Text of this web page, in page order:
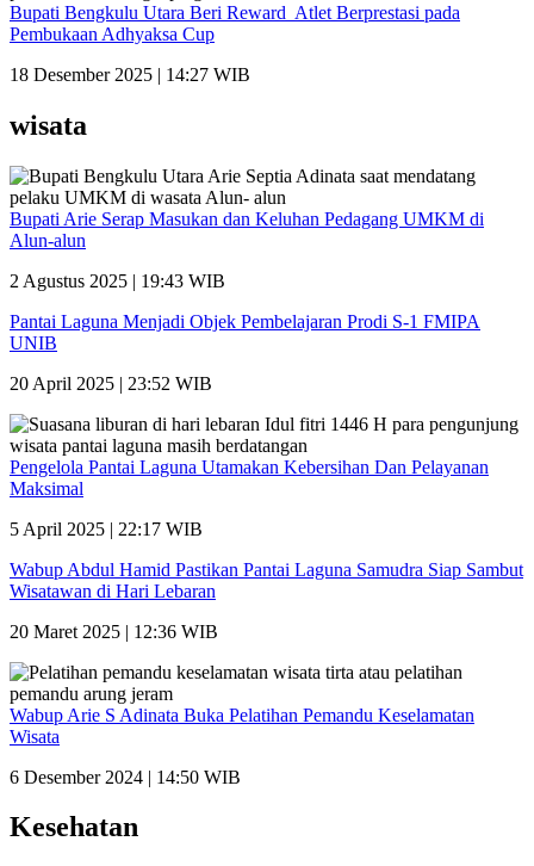
Bupati Bengkulu Utara Beri Reward Atlet Berprestasi pada
Pembukaan Adhyaksa Cup
18 Desember 2025 | 14:27 WIB
wisata
Bupati Arie Serap Masukan dan Keluhan Pedagang UMKM di
Alun-alun
2 Agustus 2025 | 19:43 WIB
Pantai Laguna Menjadi Objek Pembelajaran Prodi S-1 FMIPA
UNIB
20 April 2025 | 23:52 WIB
Pengelola Pantai Laguna Utamakan Kebersihan Dan Pelayanan
Maksimal
5 April 2025 | 22:17 WIB
Wabup Abdul Hamid Pastikan Pantai Laguna Samudra Siap Sambut
Wisatawan di Hari Lebaran
20 Maret 2025 | 12:36 WIB
Wabup Arie S Adinata Buka Pelatihan Pemandu Keselamatan
Wisata
6 Desember 2024 | 14:50 WIB
Kesehatan